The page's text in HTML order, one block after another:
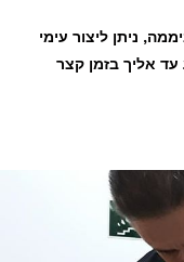
בחיפה 24 שעות ביממה, ניתן ליצור עימי
להגיע עד אליך בזמן קצר